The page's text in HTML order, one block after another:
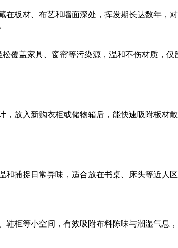
板材、布艺和墙面深处，挥发期长达数年，
覆盖家具、窗帘等污染源，温和不伤材质，
放入新购衣柜或储物箱后，能快速吸附板材
捕捉日常异味，适合放在书桌、床头等近人
柜等小空间，有效吸附布料陈味与潮湿气息